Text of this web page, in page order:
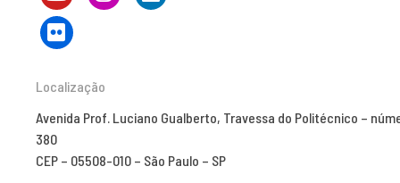
Localização
Avenida Prof. Luciano Gualberto, Travessa do Politécnico –
380
CEP – 05508-010 – São Paulo – SP